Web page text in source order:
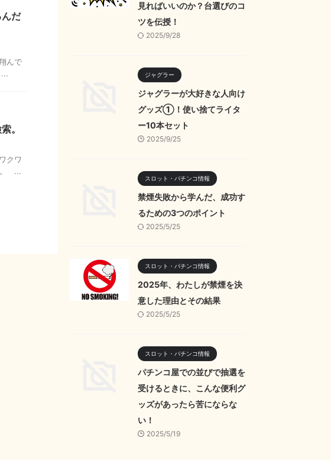
だ
んで
。
クワ
。 ...
見ればいいのか？台選びのコ
ツを伝授！
2025/9/28
ジャグラー
ジャグラーが大好きな人向け
グッズ①！使い捨てライタ
ー10本セット
2025/9/25
スロット・パチンコ情報
禁煙失敗から学んだ、成功す
るための3つのポイント
2025/5/25
スロット・パチンコ情報
2025年、わたしが禁煙を決
意した理由とその結果
2025/5/25
スロット・パチンコ情報
パチンコ屋での並びで抽選を
受けるときに、こんな便利グ
ッズがあったら苦にならな
い！
2025/5/19